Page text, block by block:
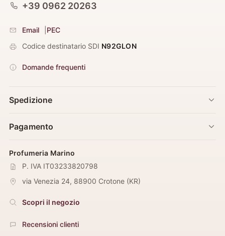
+39 0962 20263
Email
PEC
Codice destinatario SDI N92GLON
Domande frequenti
Spedizione
Pagamento
Profumeria Marino
P. IVA IT03233820798
via Venezia 24, 88900 Crotone (KR)
Scopri il negozio
Recensioni clienti